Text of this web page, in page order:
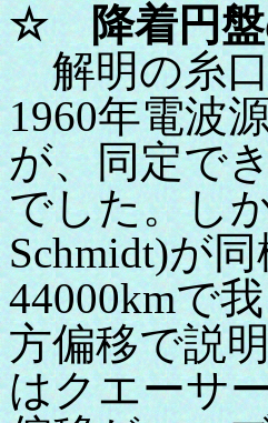
☆ 降着円
解明の糸口
1960年電波
が、同定で
でした。し
Schmidt)が
44000kmで
方偏移で説
はクエーサ